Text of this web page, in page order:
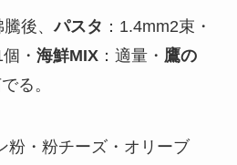
騰後、パスタ ：1.4mm2束・
個・ 海鮮MIX：適量・ 鷹の
る。
粉・粉チーズ・オリーブ